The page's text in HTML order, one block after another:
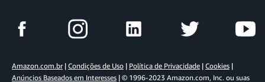
Amazon.com.br| Condições de Uso | Política de Privacidade | Cookies |
Anúncios Baseados em Interesses | © 1996-2023 Amazon.com, Inc. ou suas